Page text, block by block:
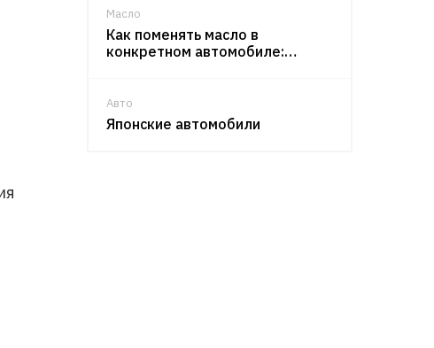
Масло
Как поменять масло в
конкретном автомобиле:…
Авто
Японские автомобили